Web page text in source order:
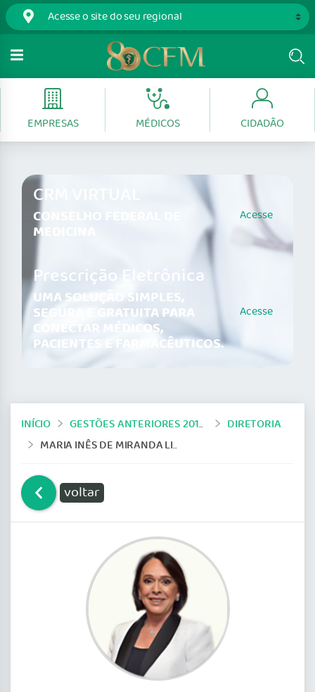
EMPRESAS MÉDICOS CIDADÃO
CRM VIRTUAL
CONSELHO FEDERAL DE
MEDICINA
Acesse
Prescrição Eletrônica
UMA SOLUÇÃO SIMPLES,
SEGURA E GRATUITA PARA
CONECTAR MÉDICOS,
PACIENTES E FARMACÊUTICOS.
Acesse
INÍCIO GESTÕES ANTERIORES 2019-2024
DIRETORIA
MARIA INÊS DE MIRANDA LIMA
voltar